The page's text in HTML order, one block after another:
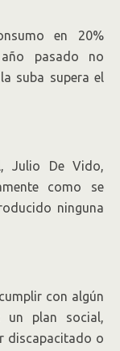
en 20%
pasado no
suba supera el
Julio De Vido,
como se
ninguna
con algún
un plan social,
discapacitado o